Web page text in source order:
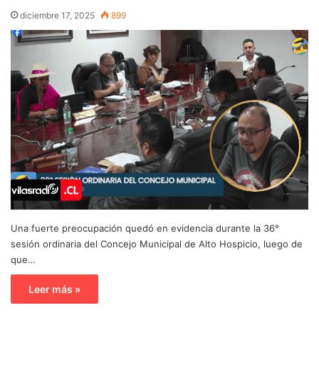
diciembre 17, 2025 899
Una fuerte preocupación quedó en evidencia durante la 36°
sesión ordinaria del Concejo Municipal de Alto Hospicio, luego de
que…
Leer más »